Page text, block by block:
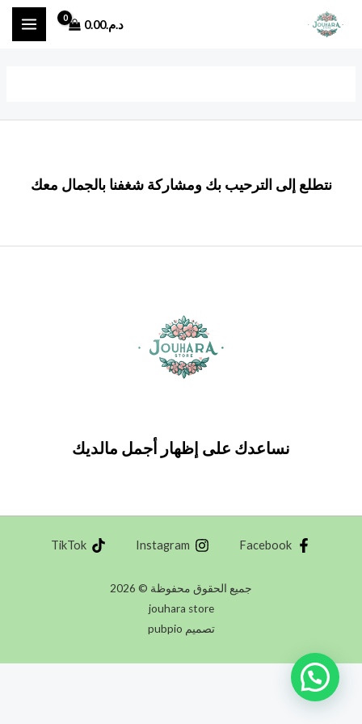
د.م.0.00
نتطلع إلى الترحيب بك ومشاركة شغفنا بالجمال معك
نساعدك على إظهار أجمل مالديك
Facebook
Instagram
TikTok
جميع الحقوق محفوظة © 2026
jouhara store
تصميم pubpio